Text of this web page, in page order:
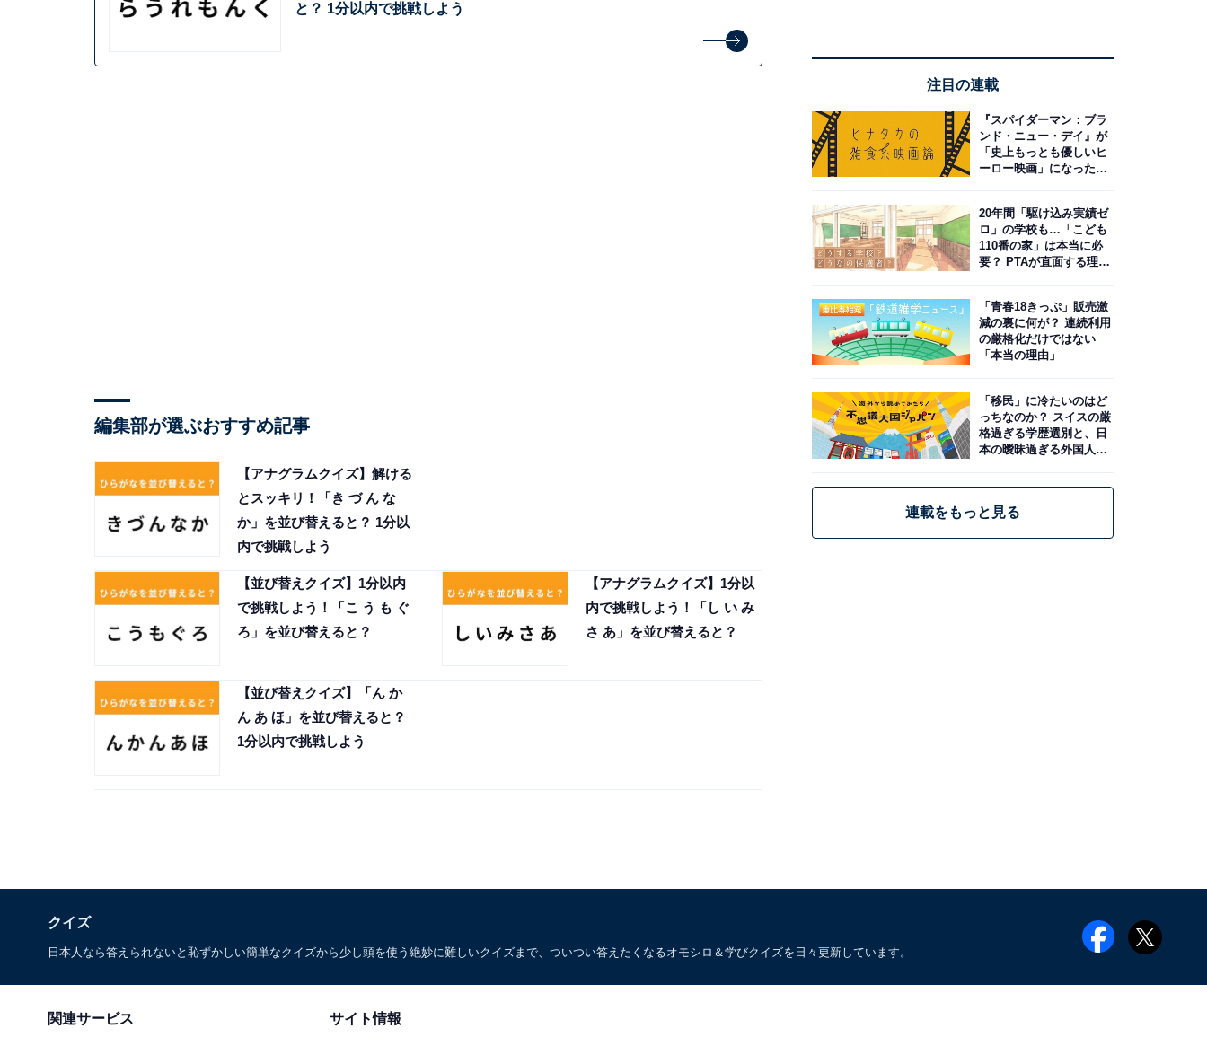
と？ 1分以内で挑戦しよう
編集部が選ぶおすすめ記事
【アナグラムクイズ】解ける
とスッキリ！「き づ ん な
か」を並び替えると？ 1分以
内で挑戦しよう
【並び替えクイズ】1分以内
で挑戦しよう！「こ う も ぐ
ろ」を並び替えると？
【アナグラムクイズ】1分以
内で挑戦しよう！「し い み
さ あ」を並び替えると？
【並び替えクイズ】「ん か
ん あ ほ」を並び替えると？
1分以内で挑戦しよう
注目の連載
『スパイダーマン：ブラ
ンド・ニュー・デイ』が
「史上もっとも優しいヒ
ーロー映画」になった理
20年間「駆け込み実績ゼ
ロ」の学校も…「こども
110番の家」は本当に必
要？ PTAが直面する理想
「青春18きっぷ」販売激
減の裏に何が？ 連続利用
の厳格化だけではない
「本当の理由」
「移民」に冷たいのはど
っちなのか？ スイスの厳
格過ぎる学歴選別と、日
本の曖昧過ぎる外国人政
連載をもっと見る
クイズ
日本人なら答えられないと恥ずかしい簡単なクイズから少し頭を使う絶妙に難しいクイズまで、ついつい答えたくなるオモシロ＆学びクイズを日々更新しています。
関連サービス サイト情報